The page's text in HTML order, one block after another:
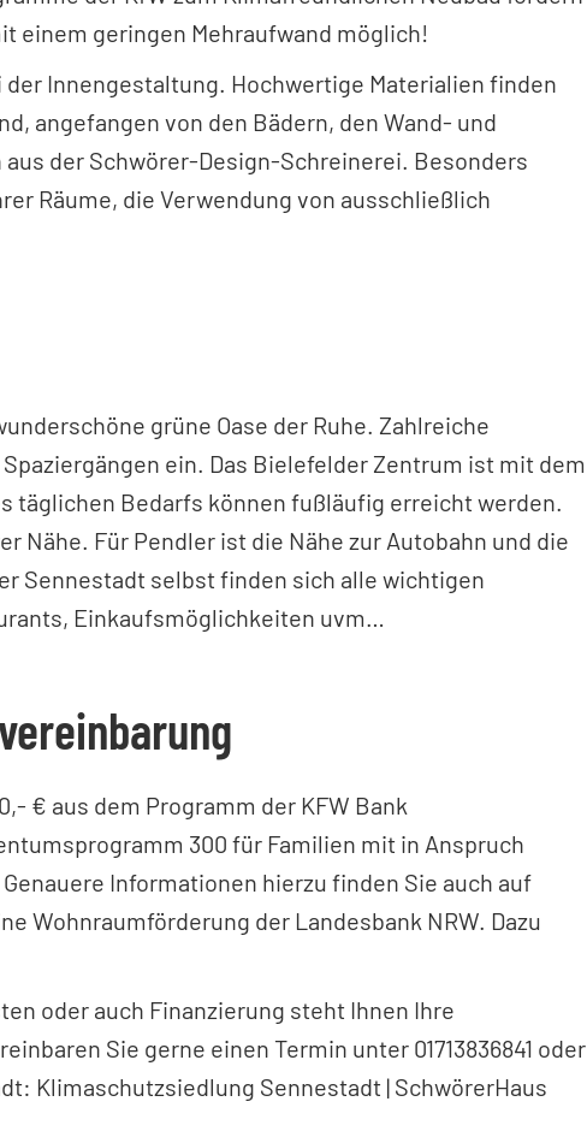
einem geringen Mehraufwand möglich!
Innengestaltung. Hochwertige Materialien finden
angefangen von den Bädern, den Wand- und
der Schwörer-Design-Schreinerei. Besonders
Räume, die Verwendung von ausschließlich
grüne Oase der Ruhe. Zahlreiche
ein. Das Bielefelder Zentrum ist mit dem
täglichen Bedarfs können fußläufig erreicht werden.
Nähe. Für Pendler ist die Nähe zur Autobahn und die
Sennestadt selbst finden sich alle wichtigen
Einkaufsmöglichkeiten uvm…
€ aus dem Programm der KFW Bank
300 für Familien mit in Anspruch
Informationen hierzu finden Sie auch auf
Wohnraumförderung der Landesbank NRW. Dazu
oder auch Finanzierung steht Ihnen Ihre
Sie gerne einen Termin unter 01713836841 oder
Klimaschutzsiedlung Sennestadt | SchwörerHaus